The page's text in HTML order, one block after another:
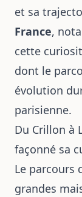
et sa
France,
cette
dont le
évolution
parisienne.
Du Crillon à
façonné sa
Le parcours
grandes